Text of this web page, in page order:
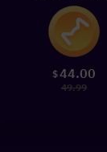
$44.00
49.99